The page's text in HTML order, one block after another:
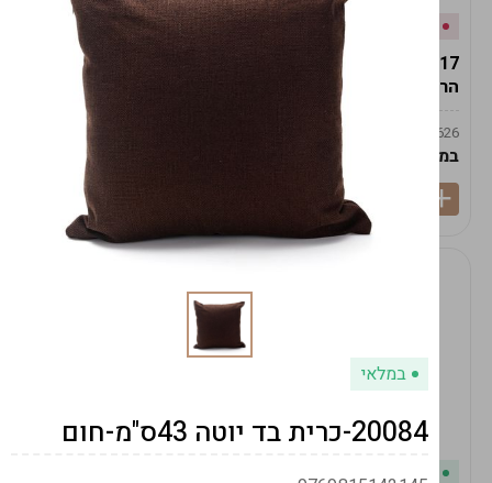
19617-2/17-אגרטל
הרמס 19ס"מ -לבן נקי
9009492379626
במארז
במלאי
19617/6-אגרטל הרמס
במארז
במלאי
20084-כרית בד יוטה 43ס"מ-חום